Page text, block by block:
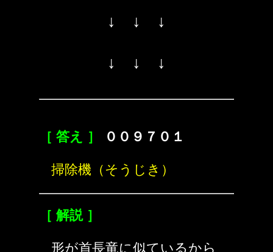
↓ ↓ ↓
↓ ↓ ↓
［ 答え ］ ００９７０１
掃除機（そうじき）
［ 解説 ］
形が首長竜に似ているから